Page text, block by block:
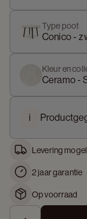
Type poot
Conico -
Kleur en
Ceramo -
i
Levering
2 jaar garantie
Op voorraad